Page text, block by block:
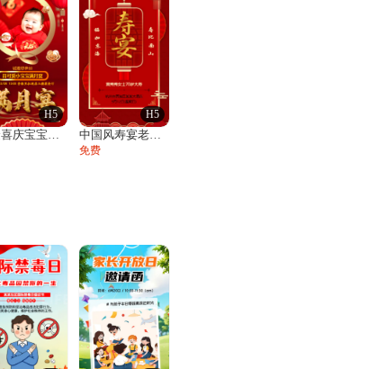
H5
红金喜庆宝宝满月宴邀请函百日宴满月酒周岁
H5
中国风寿宴老人生日宴会邀请函寿宴请帖请柬
免费